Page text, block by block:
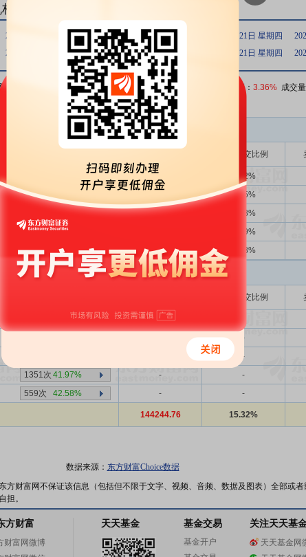
买卖统计
2025年09月04日 星期四 2025年09月02日 星期二 2025年08月21日 星期四
2024年11月01日 星期五 2024年03月28日 星期四 2024年03月21日 星期四
幅偏离值累计达到20%
收盘价： 元 涨跌幅： 3.36% 成交
占总成交比例
63243.27 6.72%
904次 3.65%
43.30% 19609.43 2.08%
1351次41.97% 1.79%
396次 41.92% 10209.70 1.08%
占总成交比例
43.62% -
-
-
1351次 41.97% - -
559次 42.58% - -
144244.76 15.32%
数据来源： 东方财富Choice数据
财富网不保证该信息（包括但不限于文字、视频、音频、数据及图表）全部或
担。